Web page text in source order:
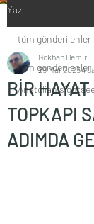
Yazı
tüm gönderilenler
Anatolian
tüm gönderilenler
BİR
TOPKAPI
ADIMDA
Gökhan Demir
29 Mar 20254